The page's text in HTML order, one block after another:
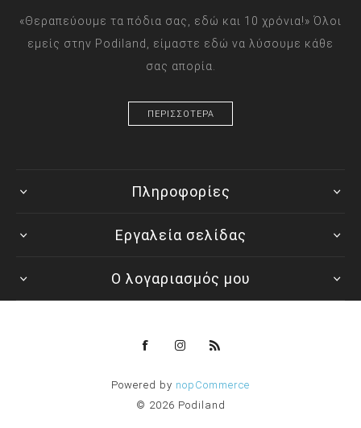
«Θεραπεύουμε τα πόδια σας, εδώ και 10 χρόνια!» Όλοι
εμείς στην Podiland, είμαστε εδώ να λύσουμε κάθε
σας απορία.
ΠΕΡΙΣΣΟΤΕΡΑ
Πληροφορίες
Εργαλεία σελίδας
Ο λογαριασμός μου
Powered by nopCommerce
© 2026 Podiland